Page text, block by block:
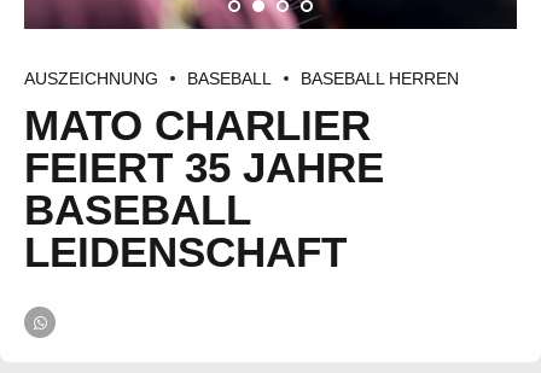
AUSZEICHNUNG BASEBALL BASEBALL HERREN
MATO CHARLIER
FEIERT 35 JAHRE
BASEBALL
LEIDENSCHAFT